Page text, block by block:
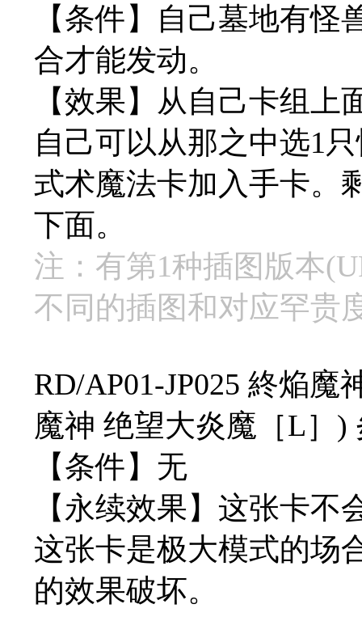
【条件】自己墓地有
合才能发动。
【效果】从自己卡组
自己可以从那之中选1
式术魔法卡加入手卡。
下面。
注：有第1种插图版本
不同的插图和对应罕贵
RD/AP01-JP025 終焔
魔神 绝望大炎魔［L］)
【条件】无
【永续效果】这张卡
这张卡是极大模式的场
的效果破坏。